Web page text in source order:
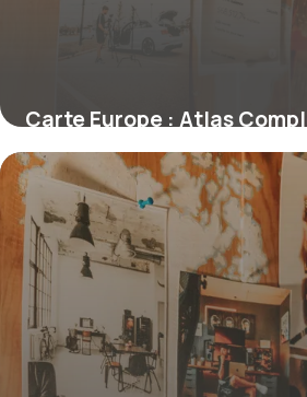
Carte Europe : Atlas
30 juin 2026